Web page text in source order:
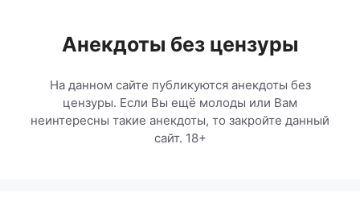
содержимомуАнекдоты без цензуры
На данном сайте публикуются анекдоты без
цензуры. Если Вы ещё молоды или Вам
неинтересны такие анекдоты, то закройте данный
сайт. 18+